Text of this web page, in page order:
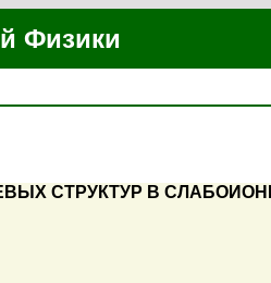
Физики
СТРУКТУР В